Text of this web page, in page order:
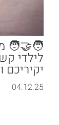
🧑‍🤝‍🧑
לילדי
יקיריכם
04.12.25